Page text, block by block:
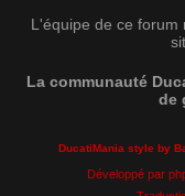
L'équipe de ce forum
La communauté
de
DucatiMania style by
Développé par